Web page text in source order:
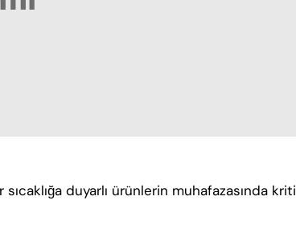
duyarlı ürünlerin muhafazasında